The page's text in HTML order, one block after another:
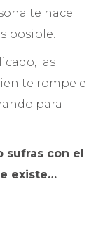
te hace
posible.
las
te rompe el
para
con el
existe…